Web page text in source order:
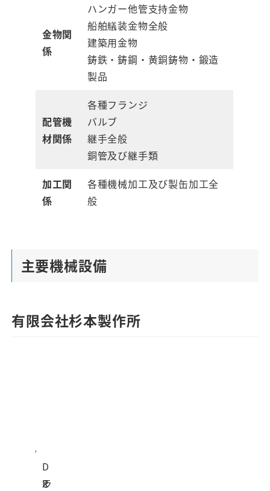
金物関
係
ハンガー他管支持金物
船舶艤装金物全般
建築用金物
鋳鉄・鋳鋼・黄銅鋳物・鍛造
製品
配管機
材関係
各種フランジ
バルブ
継手全般
銅管及び継手類
加工関
係
各種機械加工及び製缶加工全
般
主要機械設備
有限会社杉本製作所
ラ
D
R
2